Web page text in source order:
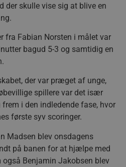
der skulle vise sig at blive en
fra Fabian Norsten i målet var
bagud 5-3 og samtidig en
der var præget af unge,
spillere var det især
i den indledende fase, hvor
første syv scoringer.
Madsen blev onsdagens
på banen for at hjælpe med
også Benjamin Jakobsen blev